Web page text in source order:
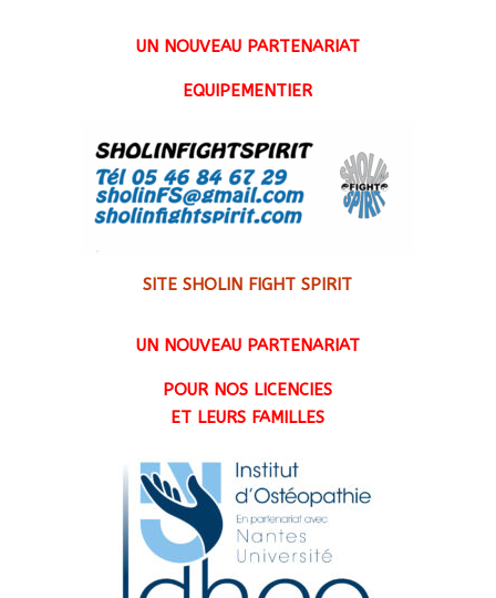
UN NOUVEAU PARTENARIAT
EQUIPEMENTIER
SITE SHOLIN FIGHT SPIRIT
UN NOUVEAU PARTENARIAT
POUR NOS LICENCIES
ET LEURS FAMILLES